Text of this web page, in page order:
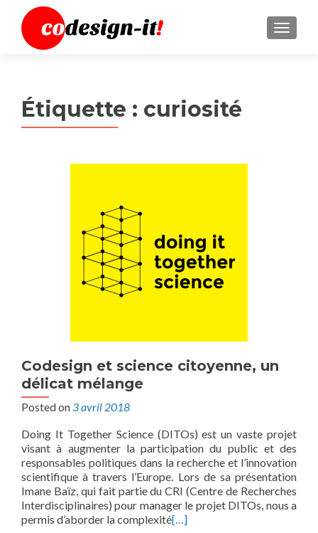
MENU
Étiquette : curiosité
Codesign et science citoyenne, un
délicat mélange
Posted on 3 avril 2018
Doing It Together Science (DITOs) est un vaste projet
visant à augmenter la participation du public et des
responsables politiques dans la recherche et l’innovation
scientifique à travers l’Europe. Lors de sa présentation
Imane Baïz, qui fait partie du CRI (Centre de Recherches
Interdisciplinaires) pour manager le projet DITOs, nous a
permis d’aborder la complexité[…]